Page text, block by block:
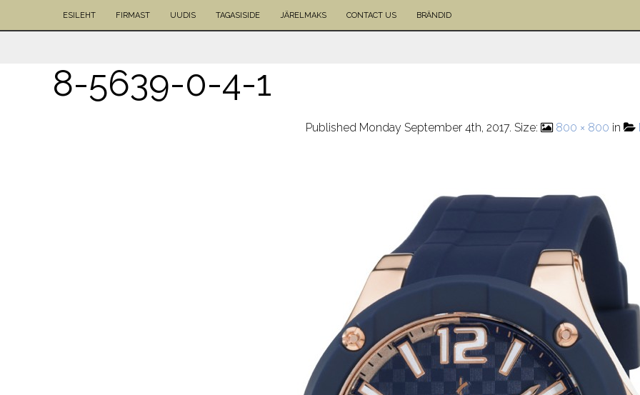
ESILEHT FIRMAST UUDIS TAGASISIDE JÄRELMAKS CONTACT US BRÄNDID
8-5639-0-4-1
Published Monday September 4th, 2017. Size: 800 × 800 in